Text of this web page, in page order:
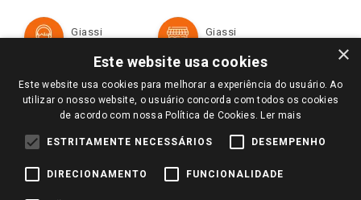
Televendas
Notícias
Perguntas frequentes
Identidade Visual
Formas de Pagamento
Trocas e Devoluções
Giassi
Giassi
Redes Sociais
×
Este website usa cookies
Este website usa cookies para melhorar a experiência do usuário. Ao
utilizar o nosso website, o usuário concorda com todos os cookies
de acordo com nossa Política de Cookies. Ler mais
ESTRITAMENTE NECESSÁRIOS DESEMPENHO
DIRECIONAMENTO FUNCIONALIDADE